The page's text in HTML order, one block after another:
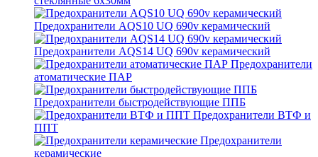
Предохранители AQS10 UQ 690v керамический
Предохранители AQS14 UQ 690v керамический
Предохранители
атоматические ПАР
Предохранители быстродействующие ППБ
Предохранители ВТФ и
ППТ
Предохранители
керамические